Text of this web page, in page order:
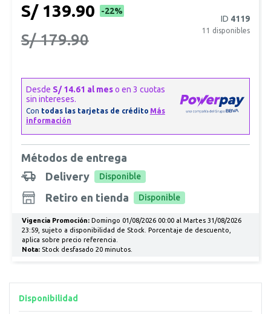
Disponibilidad
S/ 139.90 -22%
S/ 179.90
ID 4119
11 disponibles
Métodos de entrega
Delivery
Disponible
Retiro en tienda Disponible
Vigencia Promoción:Domingo 01/08/2026 00:00 al Martes 31/08/2026
23:59, sujeto a disponibilidad de Stock. Porcentaje de descuento,
aplica sobre precio referencia.
Nota:Stock desfasado 20 minutos.